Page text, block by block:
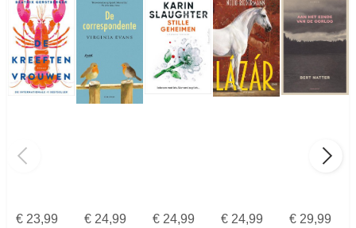
€23,99 €24,99 € 24,99 € 24,99 € 29,99